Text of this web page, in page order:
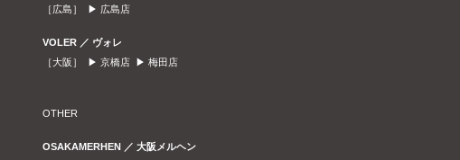
［広島］ ▶ 広島店
VOLER ／ ヴォレ
［大阪］ ▶ 京橋店 ▶ 梅田店
OTHER
OSAKAMERHEN ／ 大阪メルヘン